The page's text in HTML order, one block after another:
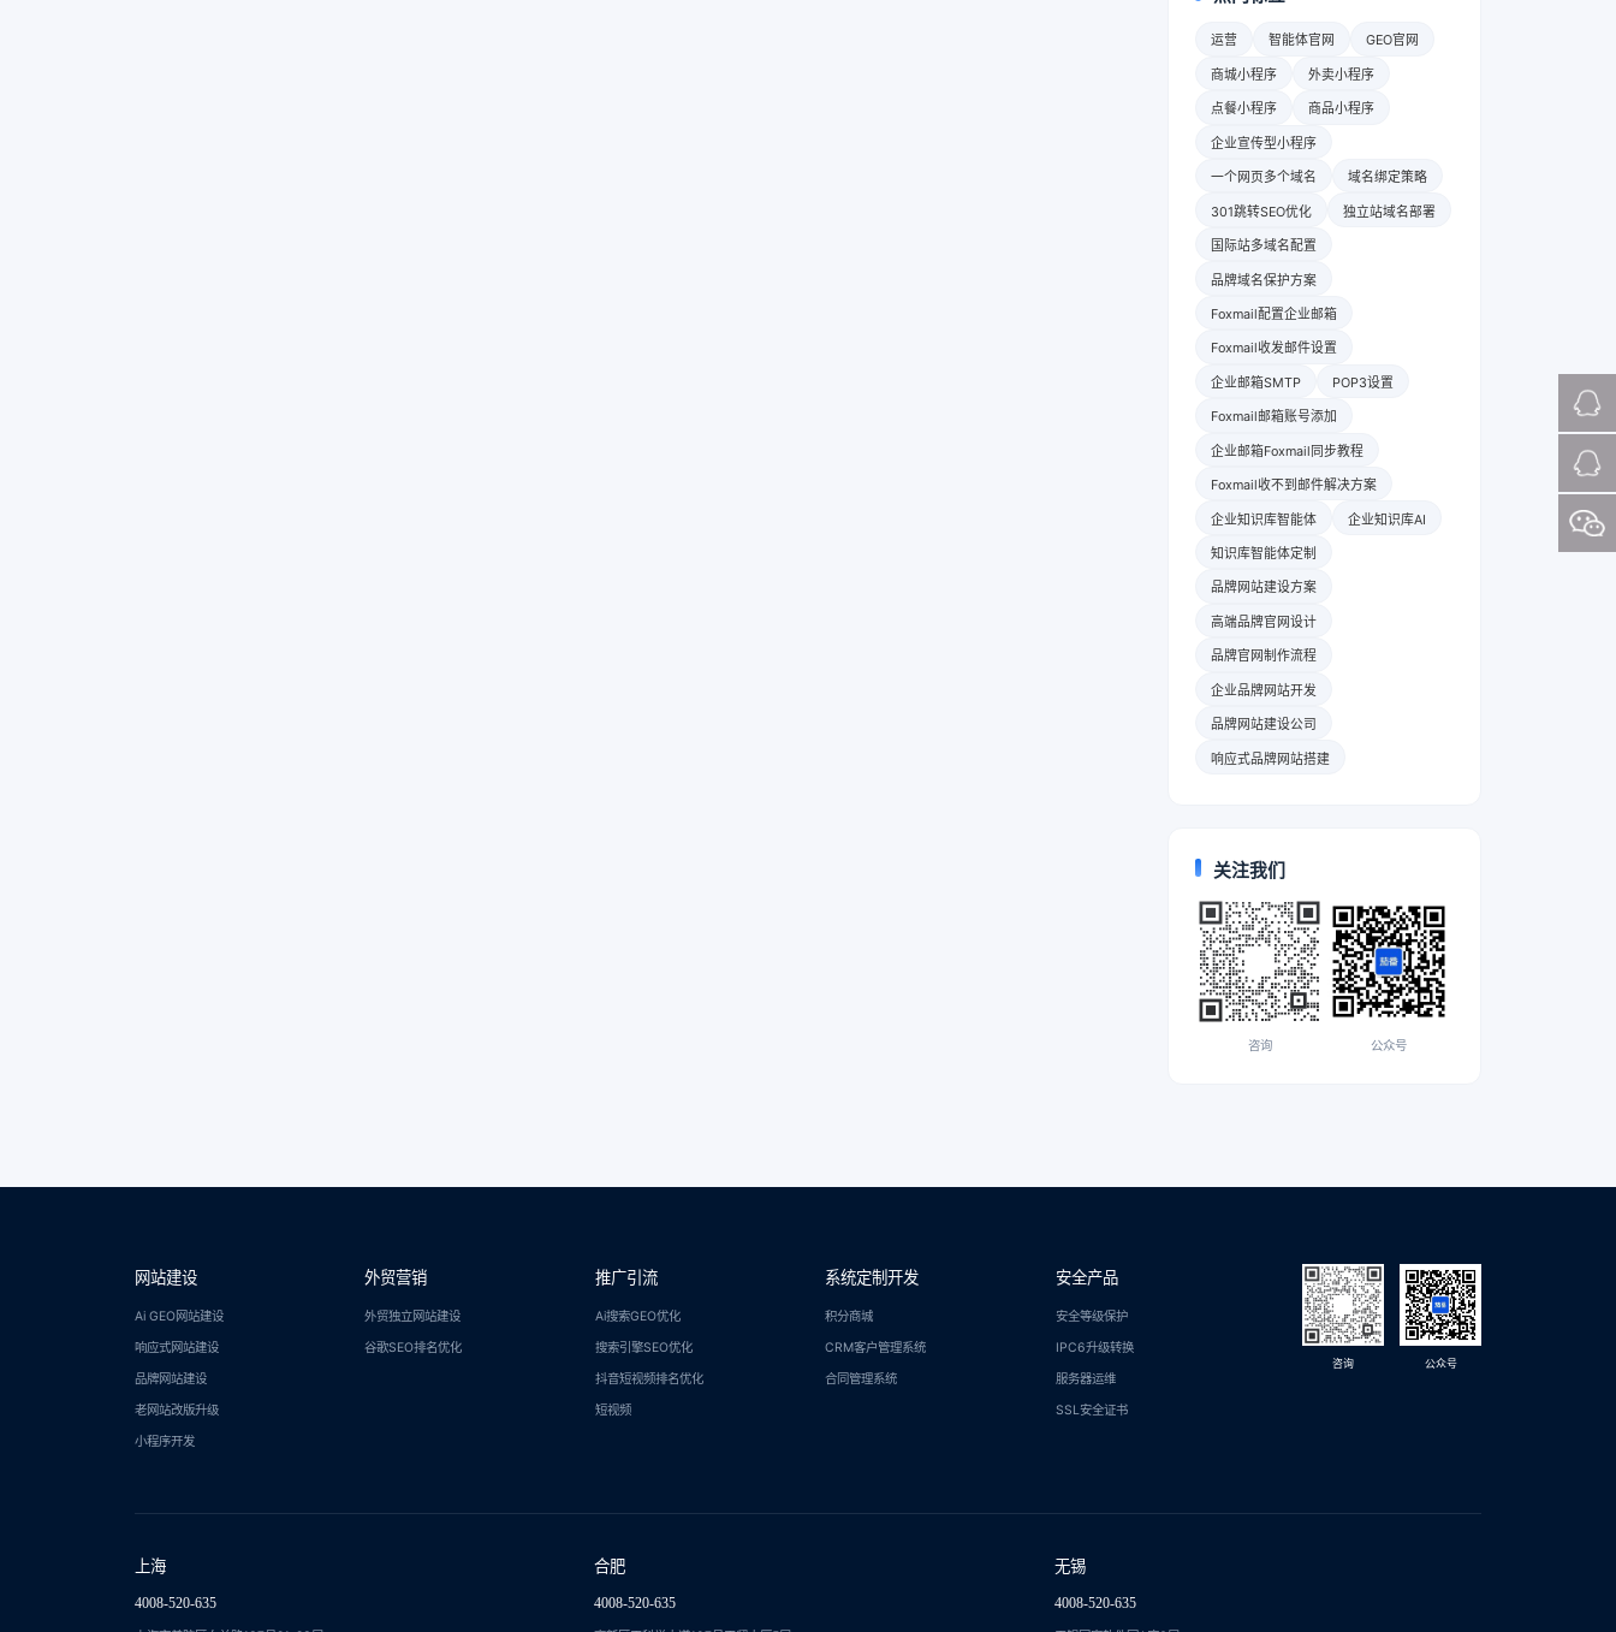
运营 智能体官网 GEO官网
商城小程序 外卖小程序
点餐小程序 商品小程序
企业宣传型小程序
一个网页多个域名 域名绑定策略
301跳转SEO优化 独立站域名部署
国际站多域名配置
品牌域名保护方案
Foxmail配置企业邮箱
Foxmail收发邮件设置
企业邮箱SMTP POP3设置
Foxmail邮箱账号添加
企业邮箱Foxmail同步教程
Foxmail收不到邮件解决方案
企业知识库智能体 企业知识库AI
知识库智能体定制
品牌网站建设方案
高端品牌官网设计
品牌官网制作流程
企业品牌网站开发
品牌网站建设公司
响应式品牌网站搭建
关注我们
咨询 公众号
网站建设
Ai GEO网站建设
响应式网站建设
品牌网站建设
老网站改版升级
小程序开发
外贸营销
外贸独立网站建设
谷歌SEO排名优化
推广引流
Ai搜索GEO优化
搜索引擎SEO优化
抖音短视频排名优化
短视频
系统定制开发
积分商城
CRM客户管理系统
合同管理系统
安全产品
安全等级保护
IPC6升级转换
服务器运维
SSL安全证书
咨询 公众号
上海
4008-520-635
合肥
4008-520-635
无锡
4008-520-635